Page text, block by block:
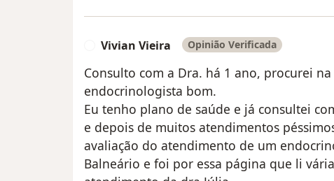
Vivian Vieira Opinião Verificada
Consulto com a Dra. há 1 ano, procurei
endocrinologista bom.
Eu tenho plano de saúde e já consultei
e depois de muitos atendimentos
avaliação do atendimento de um
Balneário e foi por essa página que li